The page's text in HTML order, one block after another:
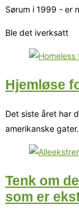
Sørum i 1999 - er
Ble det iverksatt
Hjemløse
Det siste året har
amerikanske
Tenk om
som er